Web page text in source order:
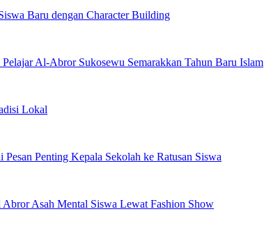
Baru dengan Character Building
Al-Abror Sukosewu Semarakkan Tahun Baru Islam
Lokal
Penting Kepala Sekolah ke Ratusan Siswa
Asah Mental Siswa Lewat Fashion Show